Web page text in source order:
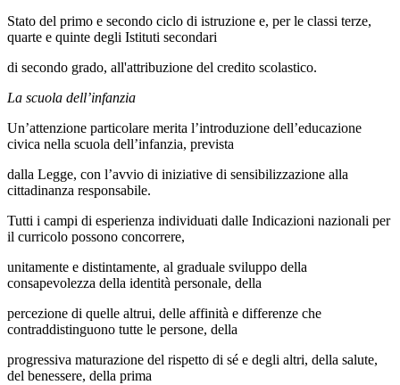
Stato del primo e secondo ciclo di istruzione e, per le classi terze,
quarte e quinte degli Istituti secondari
di secondo grado, all'attribuzione del credito scolastico.
La scuola dell’infanzia
Un’attenzione particolare merita l’introduzione dell’educazione
civica nella scuola dell’infanzia, prevista
dalla Legge, con l’avvio di iniziative di sensibilizzazione alla
cittadinanza responsabile.
Tutti i campi di esperienza individuati dalle Indicazioni nazionali per
il curricolo possono concorrere,
unitamente e distintamente, al graduale sviluppo della
consapevolezza della identità personale, della
percezione di quelle altrui, delle affinità e differenze che
contraddistinguono tutte le persone, della
progressiva maturazione del rispetto di sé e degli altri, della salute,
del benessere, della prima